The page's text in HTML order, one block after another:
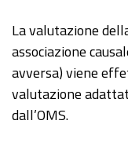
La valutazione
associazione
avversa) viene
valutazione
dall’OMS.